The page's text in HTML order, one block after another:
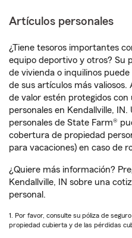
Artículos personales
¿Tiene tesoros importantes
equipo deportivo y otros? Su
de vivienda o inquilinos
de sus artículos más
de valor estén protegidos con
personales en Kendallville,
personales de State Farm®
cobertura de propiedad
para vacaciones) en caso de
¿Quiere más información?
Kendallville, IN sobre una
personal.
1. Por favor, consulte su póliza de
propiedad cubierta y de las pérdidas